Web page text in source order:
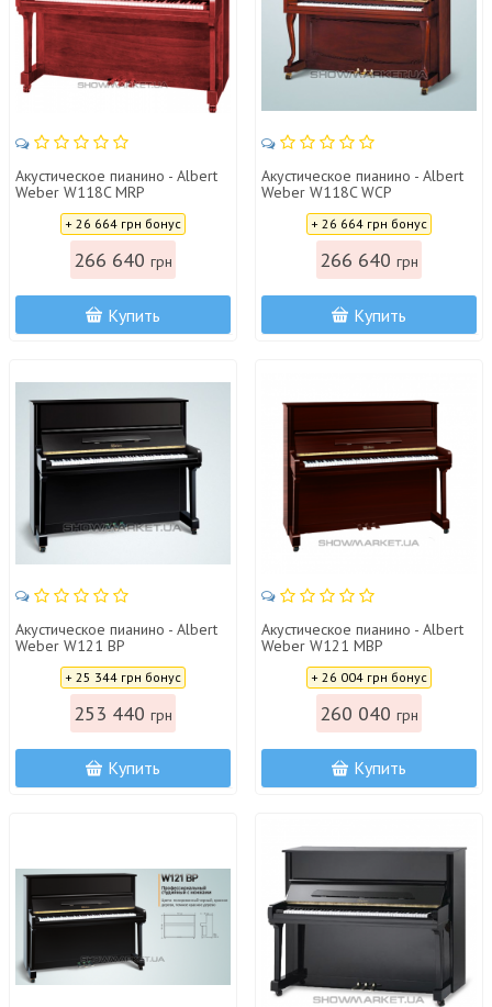
Акустическое пианино - Albert
Weber W118C MRP
+ 26 664 грн бонус
266 640 грн
Купить
Акустическое пианино - Albert
Weber W118C WCP
+ 26 664 грн бонус
266 640 грн
Купить
Акустическое пианино - Albert
Weber W121 BP
+ 25 344 грн бонус
253 440 грн
Купить
Акустическое пианино - Albert
Weber W121 MBP
+ 26 004 грн бонус
260 040 грн
Купить